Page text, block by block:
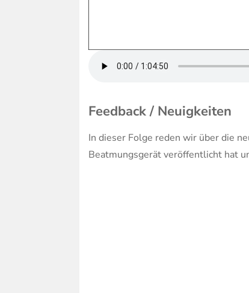
Feedback / Neuigkeiten
In dieser Folge reden wir über die
Beatmungsgerät veröffentlicht hat